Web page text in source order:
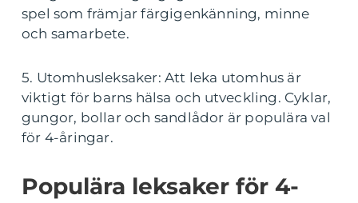
spel som främjar färgigenkänning, minne
och samarbete.
5. Utomhusleksaker: Att leka utomhus är
viktigt för barns hälsa och utveckling. Cyklar,
gungor, bollar och sandlådor är populära val
för 4-åringar.
Populära leksaker för 4-